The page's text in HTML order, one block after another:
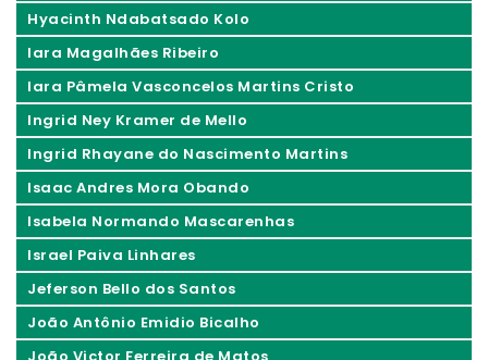
Hyacinth Ndabatsado Kolo
Iara Magalhães Ribeiro
Iara Pâmela Vasconcelos Martins Cristo
Ingrid Ney Kramer de Mello
Ingrid Rhayane do Nascimento Martins
Isaac Andres Mora Obando
Isabela Normando Mascarenhas
Israel Paiva Linhares
Jeferson Bello dos Santos
João Antônio Emidio Bicalho